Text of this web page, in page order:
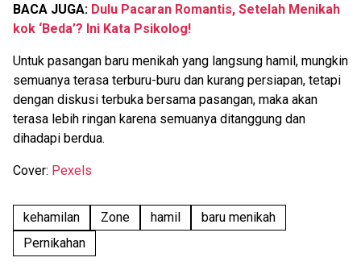
BACA JUGA: Dulu Pacaran Romantis, Setelah Menikah
kok ‘Beda’? Ini Kata Psikolog!
Untuk pasangan baru menikah yang langsung hamil, mungkin
semuanya terasa terburu-buru dan kurang persiapan, tetapi
dengan diskusi terbuka bersama pasangan, maka akan
terasa lebih ringan karena semuanya ditanggung dan
dihadapi berdua.
Cover: Pexels
kehamilan Zone hamil
baru menikah
Pernikahan